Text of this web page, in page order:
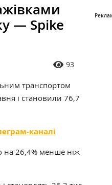
— Spike
93
транспортом
і становили 76,7
каналі
на 26,4% менше ніж